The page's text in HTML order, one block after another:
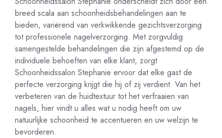
breed scala aan schoonheidsbehandelingen aan te
bieden, variërend van verkwikkende gezichtsverzorging
tot professionele nagelverzorging. Met zorgvuldig
samengestelde behandelingen die zijn afgestemd op de
individuele behoeften van elke klant, zorgt
Schoonheidssalon Stephanie ervoor dat elke gast de
perfecte verzorging krijgt die hij of zij verdient. Van het
verbeteren van de huidtextuur tot het verfraaien van
nagels, hier vindt u alles wat u nodig heeft om uw
natuurlijke schoonheid te accentueren en uw welzijn te
bevorderen.